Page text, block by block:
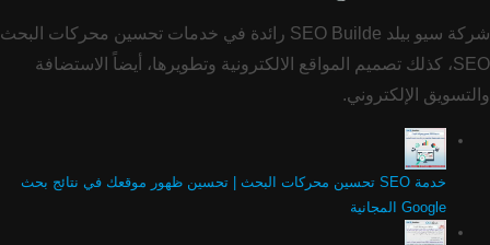
شركة سيو بيلد SEO Builde رائدة في خدمات تحسين محركات البحث
SEO، كذلك تصميم المواقع الالكترونية وتطويرها، أيضاً الاستضافة
والتسويق الإلكتروني.
خدمة SEO تحسين محركات البحث | تحسين ظهور موقعك في نتائج بحث
Google المجانية